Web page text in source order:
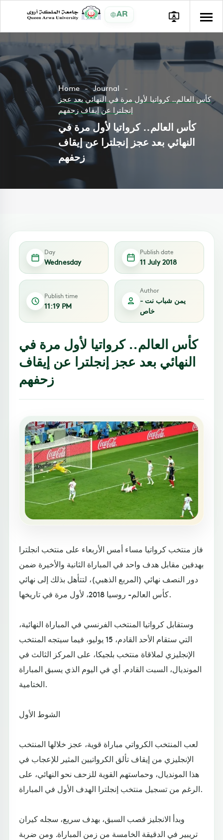
AR
Home
Journal
كأس العالم.. كرواتيا لأول مرة في النهائي بعد عجز
إنجلترا عن إيقاف زحفهم
كأس العالم.. كرواتيا لأول مرة في
النهائي بعد عجز إنجلترا عن إيقاف
زحفهم
Day
Wednesday
Publish date
11 July 2018
Publish time
11:19 PM
Author
يمن شباب نت -
خاص
كأس العالم.. كرواتيا لأول مرة في
النهائي بعد عجز إنجلترا عن إيقاف
زحفهم
فاز منتخب كرواتيا مساء أمس الأربعاء على منتخب انجلترا
بهدفين مقابل هدف واحد في المباراة الثانية والأخيرة ضمن
دور النصف نهائي (المربع الذهبي)، لتتأهل بذلك إلى نهائي
كأس العالم- روسيا 2018، لأول مرة في تاريخها.
وستقابل كرواتيا المنتخب الفرنسي في المباراة النهائية،
التي ستقام الأحد القادم، 15 يوليو، فيما سيتجه المنتخب
الإنجليزي لملاقاة منتخب بلجيكا، على المركز الثالث في
المونديال، السبت القادم. أي في اليوم الذي يسبق المباراة
الختامية.
الشوط الأول
لعب المنتخب الكرواتي مباراة قوية، عجز خلالها المنتخب
الإنجليزي من إيقاف تألق الكرواتيين المثير للإعجاب في
هذا المونديال، وحماستهم القوية للزحف نحو النهائي، على
الرغم من تسجيل منتخب إنجلترا الهدف الأول في المباراة.
وبدأ الانجليز قصب السبق، بهدف سريع، سجله كيران
تريبير في الدقيقة الخامسة من زمن المباراة. ومن ضربة